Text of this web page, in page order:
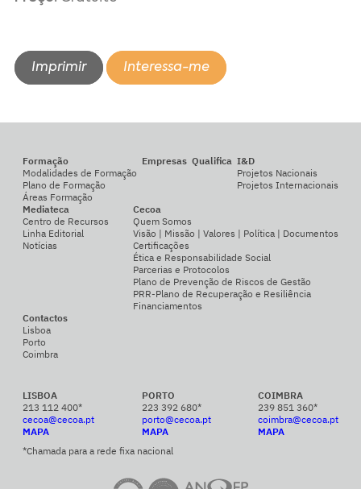
Imprimir Interessa-me
Formação
Modalidades de Formação
Plano de Formação
Áreas Formação
Empresas Qualifica I&D
Projetos Nacionais
Projetos Internacionais
Mediateca
Centro de Recursos
Linha Editorial
Notícias
Cecoa
Quem Somos
Visão | Missão | Valores | Política | Documentos
Certificações
Ética e Responsabilidade Social
Parcerias e Protocolos
Plano de Prevenção de Riscos de Gestão
PRR-Plano de Recuperação e Resiliência
Financiamentos
Contactos
Lisboa
Porto
Coimbra
LISBOA
213 112 400*
cecoa@cecoa.pt
MAPA
PORTO
223 392 680*
porto@cecoa.pt
MAPA
COIMBRA
239 851 360*
coimbra@cecoa.pt
MAPA
*Chamada para a rede fixa nacional